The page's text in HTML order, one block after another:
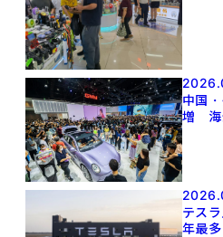
中国
増 海
テス
年最